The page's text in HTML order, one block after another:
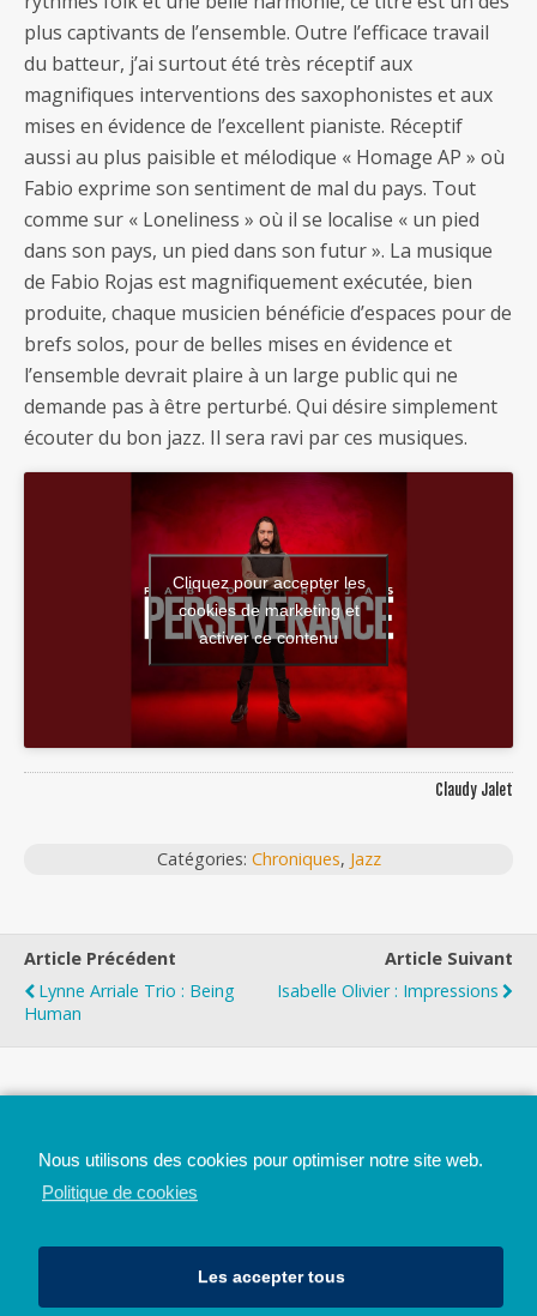
plus captivants de l’ensemble. Outre l’efficace travail
du batteur, j’ai surtout été très réceptif aux
magnifiques interventions des saxophonistes et aux
mises en évidence de l’excellent pianiste. Réceptif
aussi au plus paisible et mélodique « Homage AP » où
Fabio exprime son sentiment de mal du pays. Tout
comme sur « Loneliness » où il se localise « un pied
dans son pays, un pied dans son futur ». La musique
de Fabio Rojas est magnifiquement exécutée, bien
produite, chaque musicien bénéficie d’espaces pour de
brefs solos, pour de belles mises en évidence et
l’ensemble devrait plaire à un large public qui ne
demande pas à être perturbé. Qui désire simplement
écouter du bon jazz. Il sera ravi par ces musiques.
Cliquez pour accepter les
cookies de marketing et
activer ce contenu
Claudy Jalet
Catégories: Chroniques, Jazz
Article Précédent
Lynne Arriale Trio : Being
Human
Article Suivant
Isabelle Olivier : Impressions
Nous utilisons des cookies pour optimiser notre site web.
Politique de cookies
Les accepter tous